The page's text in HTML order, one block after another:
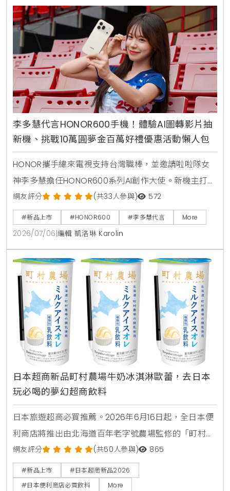
李多慧代言HONOR600手機！體驗AI圖轉影片抽
新機、挑戰10萬圓夢金百萬好禮優惠活動懶人包
HONOR攜手緯來電視支持台灣職棒，並邀請啦啦隊女
神李多慧擔任HONOR600系列AI創作大使。新機主打業
界首發AI圖轉影片功能，即日起至7月31日舉辦一鍵造夢
活動，至台北三創或遠傳門市體驗創作有機會獲得新
機，參與網站投票週週抽HONOR600手機，上市後購
機創作還能角逐10萬圓夢金。
網友評分 (共33人參與) 572
#新品上市 #HONOR600 #李多慧代言 More
2026/07/06 編輯 凱洛琳 Karolin
日本超商新品町村農場牛奶冰淇淋歐蕾，去日本
玩必喝的夢幻超商飲料
日本旅遊超商必買推薦。2026年6月16日起，全日本便
利商店將推出由北海道百年老字號農場監修的「町村農
場牛奶冰淇淋歐蕾」。這款乳飲品使用了高品質的香濃
煉乳，完美呈現如同品嚐融化冰淇淋般的奢侈風味，是
赴日觀光不可錯過的夢幻甜點飲料。
網友評分 (共50人參與) 865
#新品上市
#日本超商新品2026
#日本便利商店必買飲料
More